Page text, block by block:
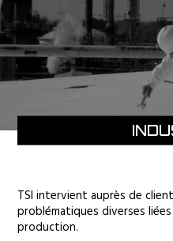
TSI intervient auprès de
problématiques diverses
production.